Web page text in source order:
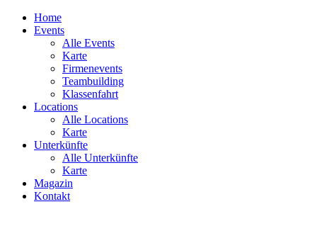
Home
Events
Alle Events
Karte
Firmenevents
Teambuilding
Klassenfahrt
Locations
Alle Locations
Karte
Unterkünfte
Alle Unterkünfte
Karte
Magazin
Kontakt